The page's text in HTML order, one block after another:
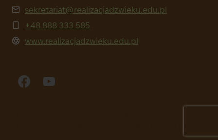
sekretariat@realizacjadzwieku.edu.pl
+48 888 333 585
www.realizacjadzwieku.edu.pl